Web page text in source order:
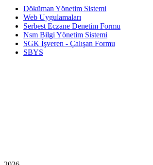
Döküman Yönetim Sistemi
Web Uygulamaları
Serbest Eczane Denetim Formu
Nsm Bilgi Yönetim Sistemi
SGK İşveren - Çalışan Formu
SBYS